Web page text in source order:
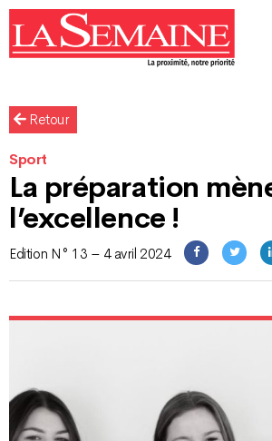
Retour
Sport
La préparation
l’excellence !
Edition N° 13 – 4 avril 2024